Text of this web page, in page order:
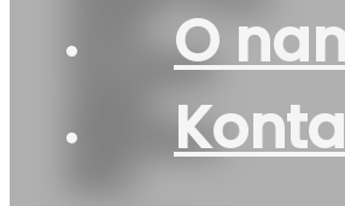
O
154/150M
PREDNJA